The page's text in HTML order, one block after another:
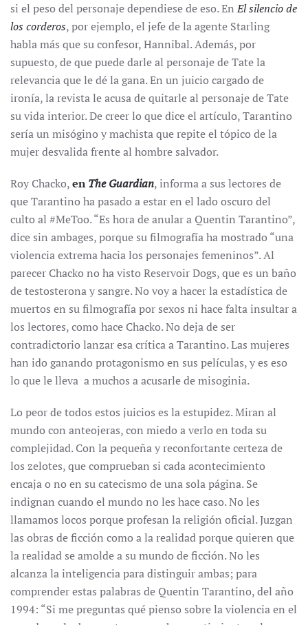
si el peso del personaje dependiese de eso. EnEl silencio de
los corderos, por ejemplo, el jefe de la agente Starling
habla más que su confesor, Hannibal. Además, por
supuesto, de que puede darle al personaje de Tate la
relevancia que le dé la gana. En un juicio cargado de
ironía, la revista le acusa de quitarle al personaje de Tate
su vida interior. De creer lo que dice el artículo, Tarantino
sería un misógino y machista que repite el tópico de la
mujer desvalida frente al hombre salvador.
Roy Chacko,en The Guardian, informa a sus lectores de
que Tarantino ha pasado a estar en el lado oscuro del
culto al #MeToo. “Es hora de anular a Quentin Tarantino”,
dice sin ambages, porque su filmografía ha mostrado “una
violencia extrema hacia los personajes femeninos”. Al
parecer Chacko no ha visto Reservoir Dogs, que es un baño
de testosterona y sangre. No voy a hacer la estadística de
muertos en su filmografía por sexos ni hace falta insultar a
los lectores, como hace Chacko. No deja de ser
contradictorio lanzar esa crítica a Tarantino. Las mujeres
han ido ganando protagonismo en sus películas, y es eso
lo que le lleva a muchos a acusarle de misoginia.
Lo peor de todos estos juicios es la estupidez. Miran al
mundo con anteojeras, con miedo a verlo en toda su
complejidad. Con la pequeña y reconfortante certeza de
los zelotes, que comprueban si cada acontecimiento
encaja o no en su catecismo de una sola página. Se
indignan cuando el mundo no les hace caso. No les
llamamos locos porque profesan la religión oficial. Juzgan
las obras de ficción como a la realidad porque quieren que
la realidad se amolde a su mundo de ficción. No les
alcanza la inteligencia para distinguir ambas; para
comprender estas palabras de Quentin Tarantino, del año
1994: “Si me preguntas qué pienso sobre la violencia en el